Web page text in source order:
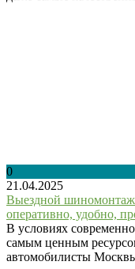
0
21.04.2025
Выездной
оперативно, удобно,
В условиях
самым ценным
автомобилисты